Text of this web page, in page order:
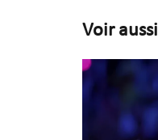
Voir aussi